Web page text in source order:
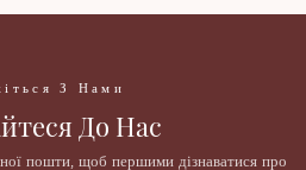
З Нами
До Нас
пошти, щоб першими дізнаватися про